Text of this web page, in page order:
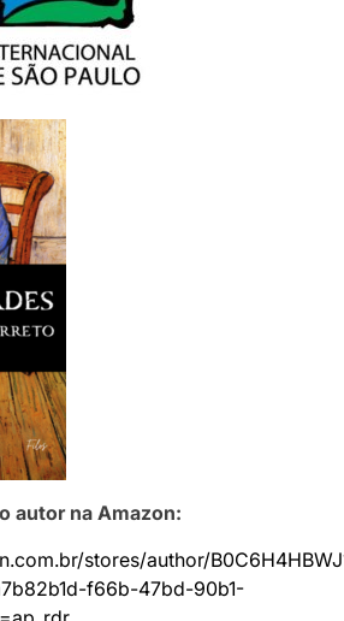
autor na Amazon:
stores/author/
f66b-47bd-90b1-